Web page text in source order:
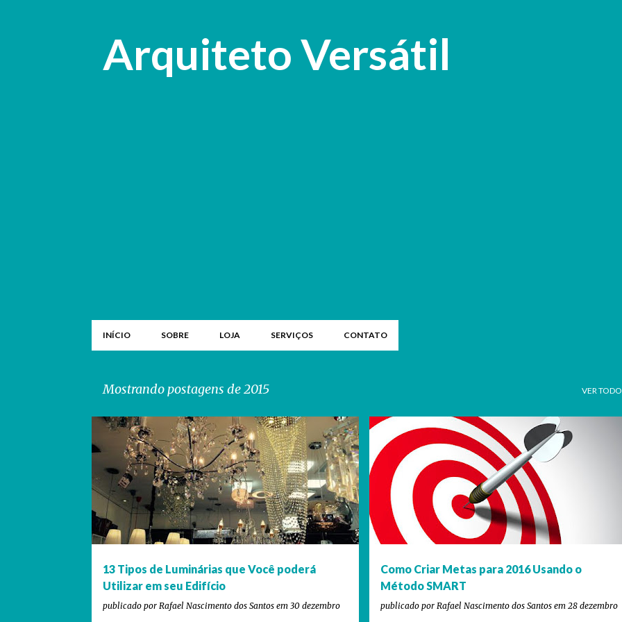
Arquiteto Versátil
INÍCIO SOBRE LOJA SERVIÇOS CONTATO
Mostrando postagens de 2015 VER
P
s
a
g
13 Tipos de Luminárias que Você poderá
Utilizar em seu Edifício
publicado por Rafael Nascimento dos Santos em 30 dezembro
ARANDELAS ARQUITETO VERSÁTIL DECORAÇÃO +12
Como Criar Metas para 2016 Usando o
Método SMART
publicado por Rafael Nascimento dos Santos em 28 dezembro
ARQUITETO VERSÁTIL COMPORTAMENTO DESAFIOS